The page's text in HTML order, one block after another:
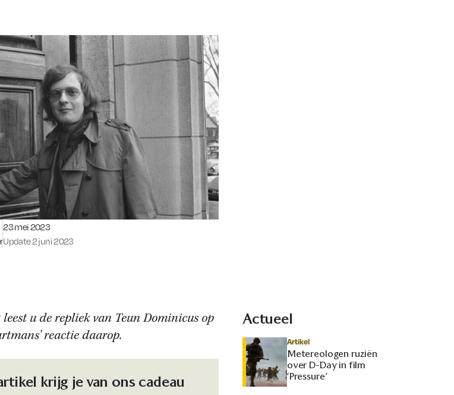
Gepubliceerd op:
23 mei 2023
Update 2 juni 2023
u de repliek van Teun Dominicus op
reactie daarop.
krijg je van ons cadeau
Actueel
Artikel
Metereologen ruziën
over D-Day in film
‘Pressure’